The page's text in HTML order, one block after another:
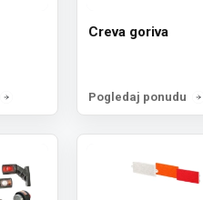
Creva goriva
Pogledaj ponudu